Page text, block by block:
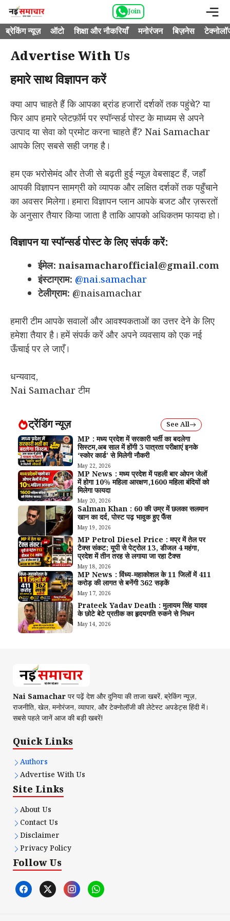
Skip
to
content
Join
ब्रेकिंग न्यूज़ ऑटो शिक्षा और नौकरियाँ मनोरंजन बिज़नेस
Advertise With Us
हमारे साथ विज्ञापन करें
क्या आप चाहते हैं कि आपका ब्रांड हजारों दर्शकों तक पहुंचे? या
फिर आप हमारे प्लेटफ़ॉर्म पर स्पॉन्सर्ड पोस्ट के माध्यम से अपने
उत्पाद या सेवा को प्रमोट करना चाहते हैं? Nai Samachar
आपके लिए सबसे सही जगह है।
हम एक भरोसेमंद और तेजी से बढ़ती हुई न्यूज़ वेबसाइट हैं, जहाँ
आपकी विज्ञापन सामग्री को व्यापक और लक्षित दर्शकों तक पहुँचाने
का अवसर मिलेगा। हमारा विज्ञापन प्लान आपके बजट और ज़रूरतों
के अनुसार तैयार किया जाता है ताकि आपको अधिकतम फायदा हो।
विज्ञापन या स्पॉन्सर्ड पोस्ट के लिए संपर्क करें:
ईमेल: naisamacharofficial@gmail.com
इंस्टाग्राम: @nai.samachar
टेलीग्राम: @naisamachar
हमारी टीम आपके सवालों और आवश्यकताओं का उत्तर देने के लिए
हमेशा तैयार है। हमें संपर्क करें और अपने व्यवसाय को एक नई
ऊँचाई पर ले जाएँ।
धन्यवाद,
Nai Samachar टीम
ट्रेंडिंग न्यूज़ See All
MP : मध्य प्रदेश में सरकारी भर्ती का बदलेगा
सिस्टम,अब साल में होंगी 3 पात्रता परीक्षाएं इनके
‘स्कोर कार्ड’ से मिलेगी नौकरी
May 22, 2026
MP News : मध्य प्रदेश में पहली बार ओपन जेलों
में होगा 10% महिला आरक्षण,1600 महिला बंदियों को
मिलेगा फायदा
May 20, 2026
Salman Khan : 60 की उम्र में छलका सलमान
खान का दर्द, पोस्ट पढ़ भावुक हुए फैंस
May 19, 2026
MP Petrol Diesel Price : मप्र में तेल पर
टैक्स संकट; यूपी से पेट्रोल ₹13, डीजल ₹4 महंगा,
प्रदेश में तीन तरह से लगाया जा रहा टैक्स
May 18, 2026
MP News : विंध्य-महाकोशल के 11 जिलों में 411
करोड़ की लागत से बनेंगी 362 सड़कें
May 17, 2026
Prateek Yadav Death : मुलायम सिंह यादव
के छोटे बेटे प्रतीक का हृदयगति रुकने से निधन
May 14, 2026
Nai Samacharपर पढ़ें देश और दुनिया की ताजा खबरें, ब्रेकिंग न्यूज़,
राजनीति, खेल, मनोरंजन, व्यापार, और टेक्नोलॉजी की लेटेस्ट अपडेट्स हिंदी में।
सबसे पहले जानें आज की बड़ी खबरें!
Quick Links
Authors
Advertise With Us
Site Links
About Us
Contact Us
Disclaimer
Privacy Policy
Follow Us